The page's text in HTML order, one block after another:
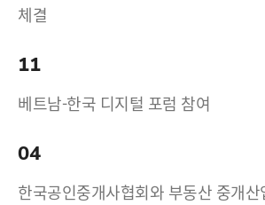
체결
11
베트남-한국 디지털 포럼 참여
04
한국공인중개사협회와 부동산 중개